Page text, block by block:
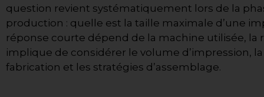
question revient systématiquement lors de la
production : quelle est la taille maximale d’une
réponse courte dépend de la machine utilisée, la
implique de considérer le volume d’impression,
fabrication et les stratégies d’assemblage.